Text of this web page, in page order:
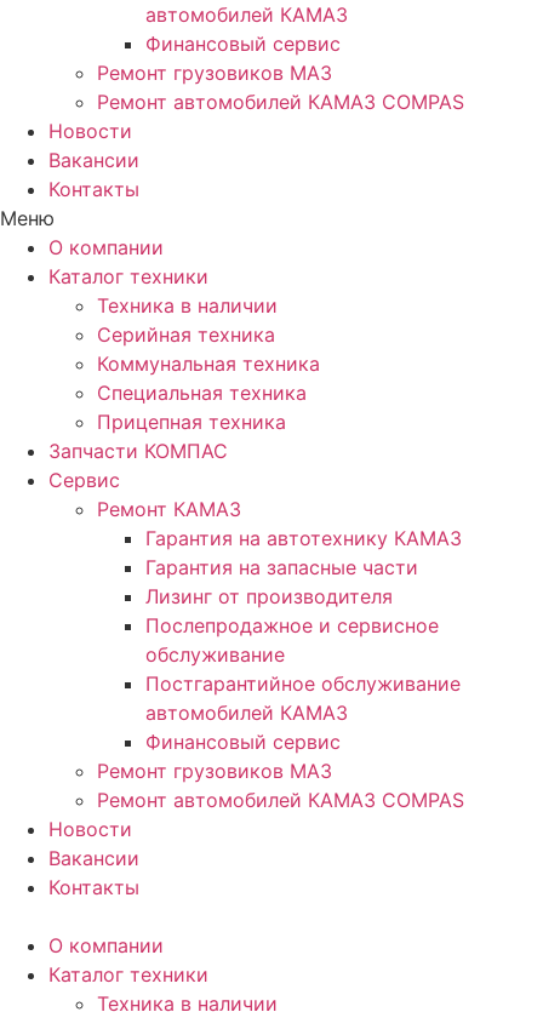
автомобилей КАМАЗ
Финансовый сервис
Ремонт грузовиков МАЗ
Ремонт автомобилей КАМАЗ COMPAS
Новости
Вакансии
Контакты
Меню
О компании
Каталог техники
Техника в наличии
Серийная техника
Коммунальная техника
Специальная техника
Прицепная техника
Запчасти КОМПАС
Сервис
Ремонт КАМАЗ
Гарантия на автотехнику КАМАЗ
Гарантия на запасные части
Лизинг от производителя
Послепродажное и сервисное
обслуживание
Постгарантийное обслуживание
автомобилей КАМАЗ
Финансовый сервис
Ремонт грузовиков МАЗ
Ремонт автомобилей КАМАЗ COMPAS
Новости
Вакансии
Контакты
О компании
Каталог техники
Техника в наличии